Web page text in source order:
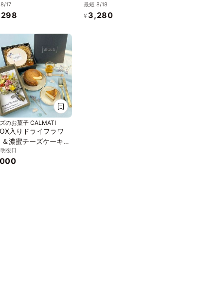
18cmホール）
17
ット】長野県産くるみとナ
ガノパープルと大豆のキャ
最短 8/18
¥ 3,280
のお菓子 CALMATI
入りドライフラワ
＆濃蜜チーズケーキ
つ付き
後日